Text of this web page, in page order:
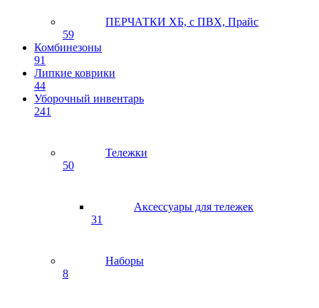
ПЕРЧАТКИ ХБ, с ПВХ, Прайс
59
Комбинезоны
91
Липкие коврики
44
Уборочный инвентарь
241
Тележки
50
Аксессуары для тележек
31
Наборы
8